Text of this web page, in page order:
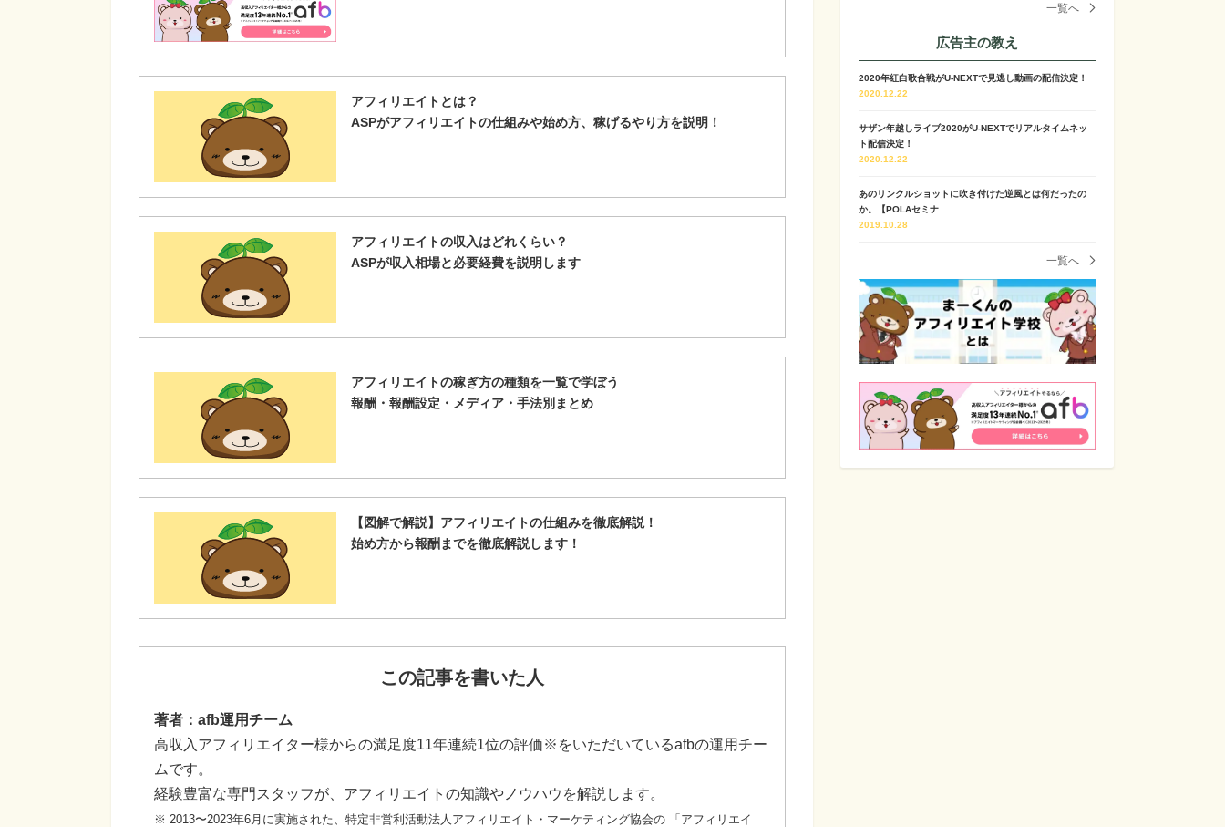
アフィリエイトとは？
ASPがアフィリエイトの仕組みや始め方、稼げるやり方を説明！
アフィリエイトの収入はどれくらい？
ASPが収入相場と必要経費を説明します
アフィリエイトの稼ぎ方の種類を一覧で学ぼう
報酬・報酬設定・メディア・手法別まとめ
【図解で解説】アフィリエイトの仕組みを徹底解説！
始め方から報酬までを徹底解説します！
この記事を書いた人
著者：afb運用チーム
高収入アフィリエイター様からの満足度11年連続1位の評価※をいただいているafbの運用チー
ムです。
経験豊富な専門スタッフが、アフィリエイトの知識やノウハウを解説します。
※ 2013〜2023年6月に実施された、特定非営利活動法人アフィリエイト・マーケティング協会の 「アフィリエイ
一覧へ
広告主の教え
2020年紅白歌合戦がU-NEXTで見逃し動画の配信決定！
2020.12.22
サザン年越しライブ2020がU-NEXTでリアルタイムネッ
ト配信決定！
2020.12.22
あのリンクルショットに吹き付けた逆風とは何だったの
か。【POLAセミナ…
2019.10.28
一覧へ